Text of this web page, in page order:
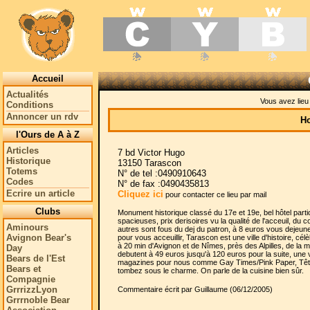
Accueil
Actualités
Conditions
Annoncer un rdv
l'Ours de A à Z
Articles
Historique
Totems
Codes
Ecrire un article
Clubs
Aminours
Avignon Bear's
Day
Bears de l'Est
Bears et
Compagnie
GrrrizzLyon
Grrrnoble Bear
Vous avez
7 bd Victor Hugo
13150 Tarascon
N° de tel :0490910643
N° de fax :0490435813
Cliquez ici pour contacter ce lieu par mail
Monument historique classé du 17e et 19e, bel hôtel
spacieuses, prix derisoires vu la qualité de l'acceuil, du
autres sont fous du dej du patron, à 8 euros vous
pour vous acceuillir, Tarascon est une ville d'histoire,
à 20 min d'Avignon et de Nîmes, près des Alpilles, de la
debutent à 49 euros jusqu'à 120 euros pour la suite,
magazines pour nous comme Gay Times/Pink Paper,
tombez sous le charme. On parle de la cuisine bien sûr.
Commentaire écrit par Guillaume (06/12/2005)